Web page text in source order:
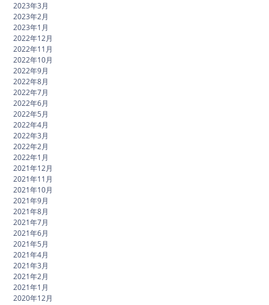
2023年3月
2023年2月
2023年1月
2022年12月
2022年11月
2022年10月
2022年9月
2022年8月
2022年7月
2022年6月
2022年5月
2022年4月
2022年3月
2022年2月
2022年1月
2021年12月
2021年11月
2021年10月
2021年9月
2021年8月
2021年7月
2021年6月
2021年5月
2021年4月
2021年3月
2021年2月
2021年1月
2020年12月